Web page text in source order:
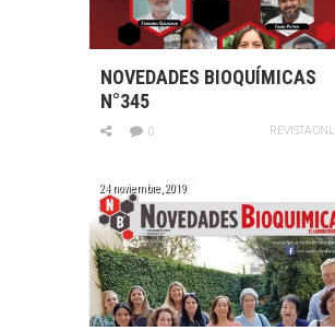
NOVEDADES BIOQUÍMICAS
N°345
REVISTA
0
24 noviembre, 2019